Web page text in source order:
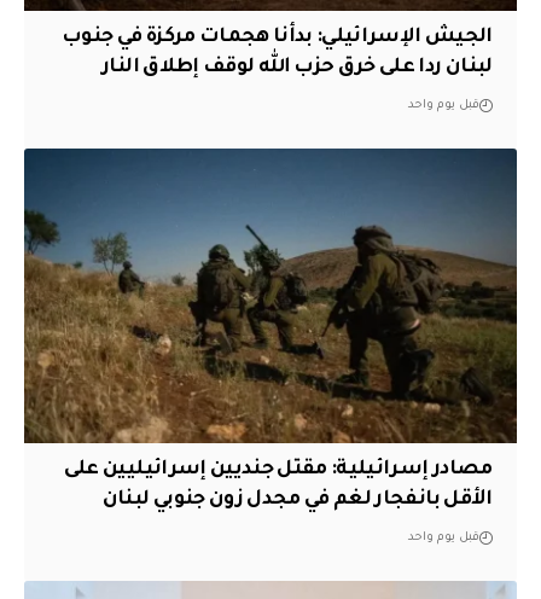
الجيش الإسرائيلي: بدأنا هجمات مركزة في جنوب
لبنان ردا على خرق حزب الله لوقف إطلاق النار
قبل يوم واحد
مصادر إسرائيلية: مقتل جنديين إسرائيليين على
الأقل بانفجار لغم في مجدل زون جنوبي لبنان
قبل يوم واحد